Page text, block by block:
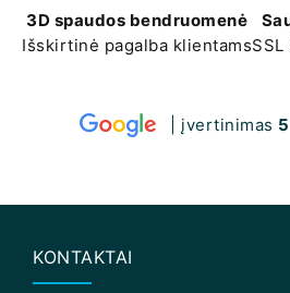
3D spaudos bendruomenė
Išskirtinė pagalba klientams
| įvertinimas 5
KONTAKTAI